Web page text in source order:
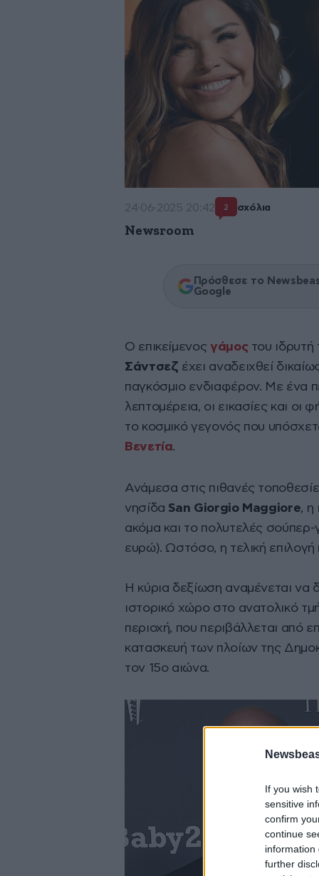
If you wish
sensitive
confirm
continue
information
further
24·06·2025 20:42 2 σχόλια
Newsroom
Πρόσθεσε το
Google
Ο επικείμενος γάμοςτου ιδρυτή
Σάντσεζ έχει αναδειχθεί
παγκόσμιο ενδιαφέρον. Με ένα
λεπτομέρεια, οι εικασίες και
το κοσμικό γεγονός που
Βενετία.
Ανάμεσα στις πιθανές
νησίδα San Giorgio Maggiore, η
ακόμα και το πολυτελές σούπερ-
ευρώ). Ωστόσο, η τελική επιλογή
H κύρια δεξίωση αναμένεται να
ιστορικό χώρο στο ανατολικό
περιοχή, που περιβάλλεται από
κατασκευή των πλοίων της
τον 15ο αιώνα.